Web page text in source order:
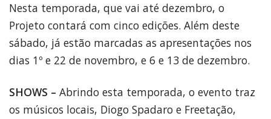
Nesta temporada, que vai até dezembro, o
Projeto contará com cinco edições. Além deste
sábado, já estão marcadas as apresentações nos
dias 1º e 22 de novembro, e 6 e 13 de dezembro.
SHOWS – Abrindo esta temporada, o evento traz
os músicos locais, Diogo Spadaro e Freetação,